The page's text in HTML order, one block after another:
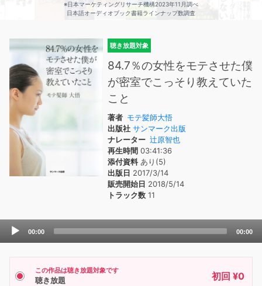
※日本マーケティングリサーチ機構2023年11月調べ
日本語オーディオブック書籍ラインナップ数調査
聴き放題対象
84.7％の女性をモテさせた僕
が密室でこっそり教えていた
こと
著者 モテ髪師大悟
出版社 サンマーク出版
ナレーター 辻原智也
再生時間 03:41:36
添付資料あり(5)
出版日 2017/3/14
販売開始日 2018/5/14
トラック数 11
Audio
00:00 00:00
この作品は聴き放題対象です
聴き放題 初回 ¥0